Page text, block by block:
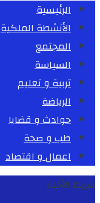
الرئيسية
الأنشطة الملكية
المجتمع
السياسة
تربية و تعليم
الرياضة
حوادث و قضايا
طب و صحة
اعمال و اقتصاد
شريط الأخبار